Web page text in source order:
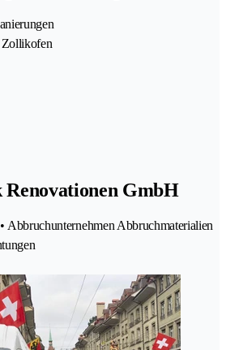
Renovationen GmbH
Abbruchunternehmen Abbruchmaterialien